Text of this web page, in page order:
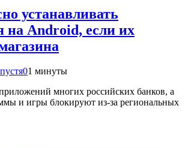
устанавливать
на Android, если их
01 минуты
многих российских банков, а
и игры блокируют из-за региональных